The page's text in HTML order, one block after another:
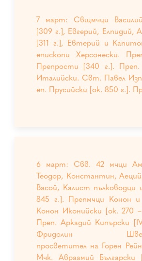
7 март: Свщмчци
[309 г.], Евгерий, Елпидий,
[311 г.], Евтерий и
епископи Херсонески.
Препрости [340 г.]. Преп.
Италийски. Свт. Павел
еп. Прусийски [ок. 850 г.].
6 март: Свв. 42 мчци
Теодор, Константин,
Васой, Калист пълководци
845 г.]. Препмчци Конон
Конон Иконийски [ок. 270
Преп. Аркадий Кипърски
Фридолин
просветител на Горен
Мчк. Авраамий Български